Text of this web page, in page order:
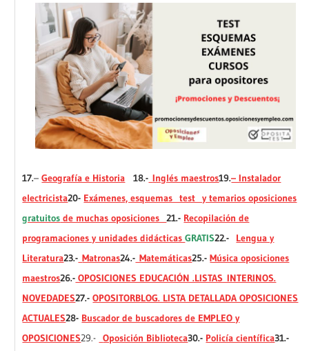
17.–Geografía e Historia 18.- Inglés maestros19.– Instalador
electricista20- Exámenes, esquemas test y temarios oposiciones
gratuitos de muchas oposiciones21.- Recopilación de
programaciones y unidades didácticasGRATIS22.-
Lengua y
Literatura23.- Matronas24.- Matemáticas25.- Música oposiciones
maestros26.- OPOSICIONES EDUCACIÓN .LISTAS INTERINOS.
NOVEDADES27.- OPOSITORBLOG. LISTA DETALLADA OPOSICIONES
ACTUALES28- Buscador de buscadores de EMPLEO y
OPOSICIONES29.- Oposición Biblioteca30.- Policía científica31.-